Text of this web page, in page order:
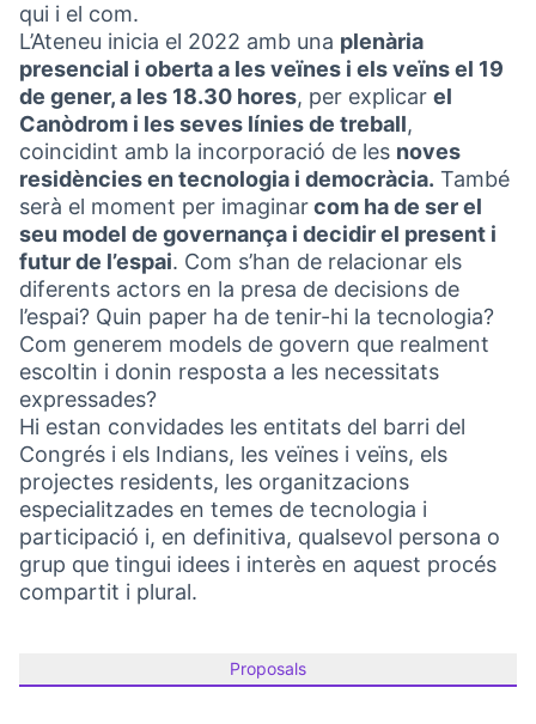
qui i el com.
L’Ateneu inicia el 2022 amb una plenària
presencial i oberta a les veïnes i els veïns el 19
de gener, a les 18.30 hores, per explicar el
Canòdrom i les seves línies de treball,
coincidint amb la incorporació de les noves
residències en tecnologia i democràcia. També
serà el moment per imaginarcom ha de ser el
seu model de governança i decidir el present i
futur de l’espai. Com s’han de relacionar els
diferents actors en la presa de decisions de
l’espai? Quin paper ha de tenir-hi la tecnologia?
Com generem models de govern que realment
escoltin i donin resposta a les necessitats
expressades?
Hi estan convidades les entitats del barri del
Congrés i els Indians, les veïnes i veïns, els
projectes residents, les organitzacions
especialitzades en temes de tecnologia i
participació i, en definitiva, qualsevol persona o
grup que tingui idees i interès en aquest procés
compartit i plural.
Proposals